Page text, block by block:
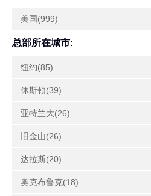
美国(999)
总部所在城市:
纽约(85)
休斯顿(39)
亚特兰大(26)
旧金山(26)
达拉斯(20)
奥克布鲁克(18)